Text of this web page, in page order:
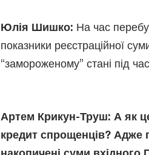
Юлія Шишко: На час
показники реєстраційної
“замороженому” стані під
Артем Крикун-Труш: А як
кредит спрощенців? Адже